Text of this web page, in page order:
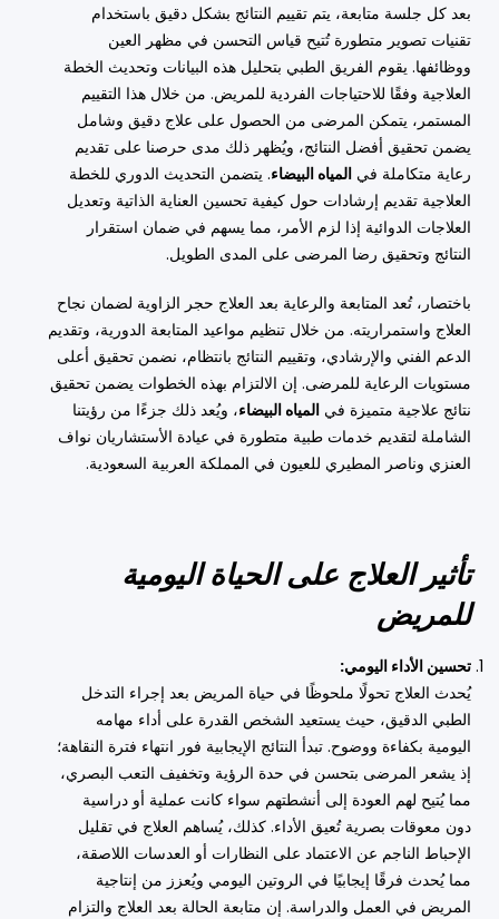
بعد كل جلسة متابعة، يتم تقييم النتائج بشكل دقيق باستخدام
تقنيات تصوير متطورة تُتيح قياس التحسن في مظهر العين
ووظائفها. يقوم الفريق الطبي بتحليل هذه البيانات وتحديث الخطة
العلاجية وفقًا للاحتياجات الفردية للمريض. من خلال هذا التقييم
المستمر، يتمكن المرضى من الحصول على علاج دقيق وشامل
يضمن تحقيق أفضل النتائج، ويُظهر ذلك مدى حرصنا على تقديم
رعاية متكاملة في المياه البيضاء. يتضمن التحديث الدوري للخطة
العلاجية تقديم إرشادات حول كيفية تحسين العناية الذاتية وتعديل
العلاجات الدوائية إذا لزم الأمر، مما يسهم في ضمان استقرار
النتائج وتحقيق رضا المرضى على المدى الطويل.
باختصار، تُعد المتابعة والرعاية بعد العلاج حجر الزاوية لضمان نجاح
العلاج واستمراريته. من خلال تنظيم مواعيد المتابعة الدورية، وتقديم
الدعم الفني والإرشادي، وتقييم النتائج بانتظام، نضمن تحقيق أعلى
مستويات الرعاية للمرضى. إن الالتزام بهذه الخطوات يضمن تحقيق
نتائج علاجية متميزة في المياه البيضاء، ويُعد ذلك جزءًا من رؤيتنا
الشاملة لتقديم خدمات طبية متطورة في عيادة الأستشاريان نواف
العنزي وناصر المطيري للعيون في المملكة العربية السعودية.
تأثير العلاج على الحياة اليومية
للمريض
تحسين الأداء اليومي:
يُحدث العلاج تحولًا ملحوظًا في حياة المريض بعد إجراء التدخل
الطبي الدقيق، حيث يستعيد الشخص القدرة على أداء مهامه
اليومية بكفاءة ووضوح. تبدأ النتائج الإيجابية فور انتهاء فترة النقاهة؛
إذ يشعر المرضى بتحسن في حدة الرؤية وتخفيف التعب البصري،
مما يُتيح لهم العودة إلى أنشطتهم سواء كانت عملية أو دراسية
دون معوقات بصرية تُعيق الأداء. كذلك، يُساهم العلاج في تقليل
الإحباط الناجم عن الاعتماد على النظارات أو العدسات اللاصقة،
مما يُحدث فرقًا إيجابيًا في الروتين اليومي ويُعزز من إنتاجية
المريض في العمل والدراسة. إن متابعة الحالة بعد العلاج والتزام